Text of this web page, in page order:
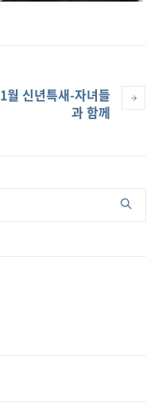
1월 신년특새-자녀들
과 함께